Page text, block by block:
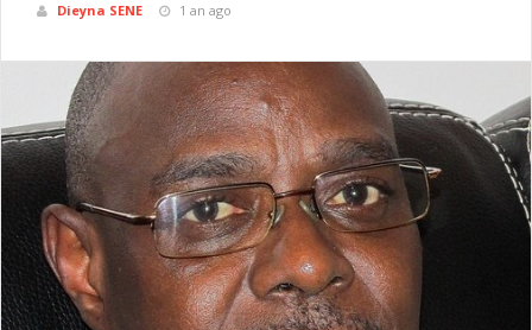
Dieyna SENE 1 an ago